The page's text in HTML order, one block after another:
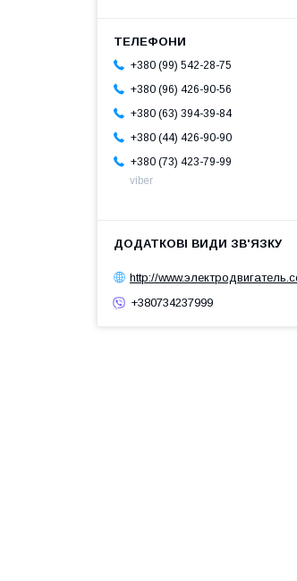
+380 (99) 542-28-75
+380 (96) 426-90-56
+380 (63) 394-39-84
+380 (44) 426-90-90
+380 (73) 423-79-99
viber
http://
+380734237999